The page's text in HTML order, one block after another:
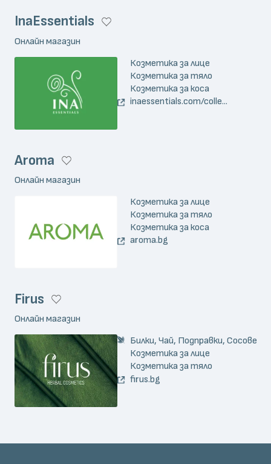
InaEssentials
Онлайн магазин
Козметика за лице
Козметика за тяло
Козметика за коса
inaessentials.com/colle...
Aroma
Онлайн магазин
Козметика за лице
Козметика за тяло
Козметика за коса
aroma.bg
Firus
Онлайн магазин
Билки, Чай, Подправки, Сосове
Козметика за лице
Козметика за тяло
firus.bg